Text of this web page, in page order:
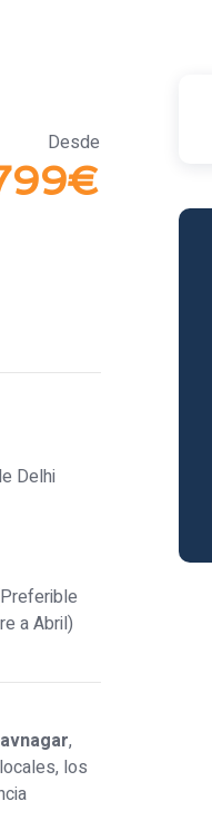
Desde
Delhi
a Abril)
,
los